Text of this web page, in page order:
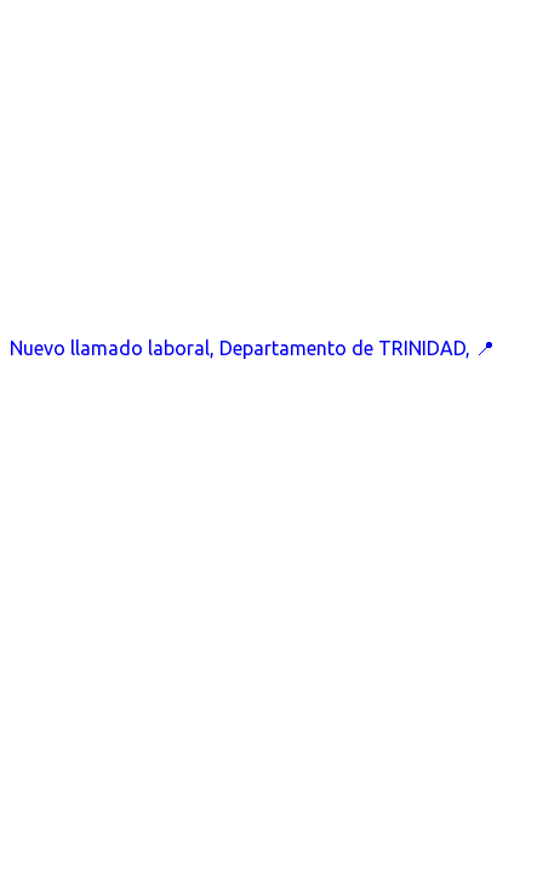
Nuevo llamado laboral, Departamento de TRINIDAD, 📍